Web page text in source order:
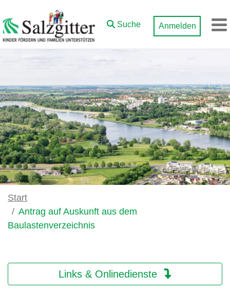
Zum Hauptinhalt springen
Suche Anmelden
Start
Antrag auf Auskunft aus dem
Baulastenverzeichnis
Links & Onlinedienste